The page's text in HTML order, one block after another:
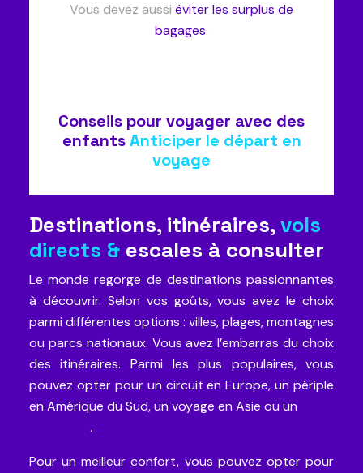
Vous devez aussi éviter les surplus de
bagages.
Conseils pour voyager avec des
enfantsAnticiper le départ en
voyage
Destinations, itinéraires, vols
directs & escales à consulter
Le monde regorge de destinations passionnantes
à découvrir. Selon vos goûts, vous avez le choix
parmi différentes options : villes, plages, montagnes
ou parcs nationaux. Vous avez l’embarras du choix
des itinéraires. Parmi les plus populaires, vous
pouvez opter pour un circuit en Europe, un périple
en Amérique du Sud, un voyage en Asie ou un
.
Pour un meilleur confort, vous pouvez opter pour